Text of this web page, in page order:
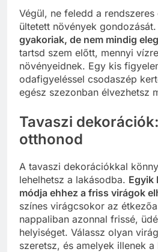
Végül, ne feledd a rendszeres
ültetett növények gondozását.
gyakoriak, de nem mindig
tartsd szem előtt, mennyi
növényeidnek. Egy kis
odafigyeléssel csodaszép
egész szezonban élvezhetsz
Tavaszi
otthonod
A tavaszi dekorációkkal
lehelhetsz a lakásodba. Egyik
módja ehhez a friss virágok
színes virágcsokor az
nappaliban azonnal frissé,
helyiséget. Válassz olyan
szeretsz, és amelyek illenek